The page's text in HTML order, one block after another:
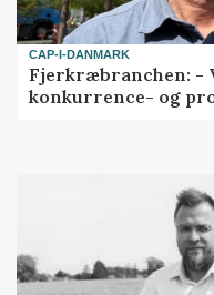
CAP-I-DANMARK
Fjerkræbranchen: -
konkurrence- og